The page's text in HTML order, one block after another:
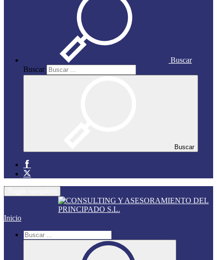
Buscar
Buscar
Buscar
Inicio